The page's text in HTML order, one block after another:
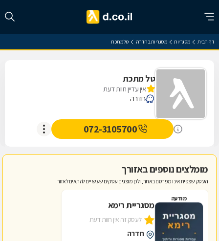
דף הבית מסגריות מסגריות בחדרה טל מתכת
טל מתכת
אין עדיין חוות דעת
חדרה
072-3105700
מומלצים נוספים באזורך
העסק שצפית אינו מפרסם באתר, ולכן מוצגים עסקים שעשויים להתאים לאזור
מודעה
מסגריית רימא
לעסק זה אין חוות דעת
חדרה